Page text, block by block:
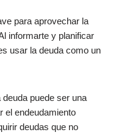
para aprovechar la
informarte y planificar
usar la deuda como un
deuda puede ser una
el endeudamiento
deudas que no